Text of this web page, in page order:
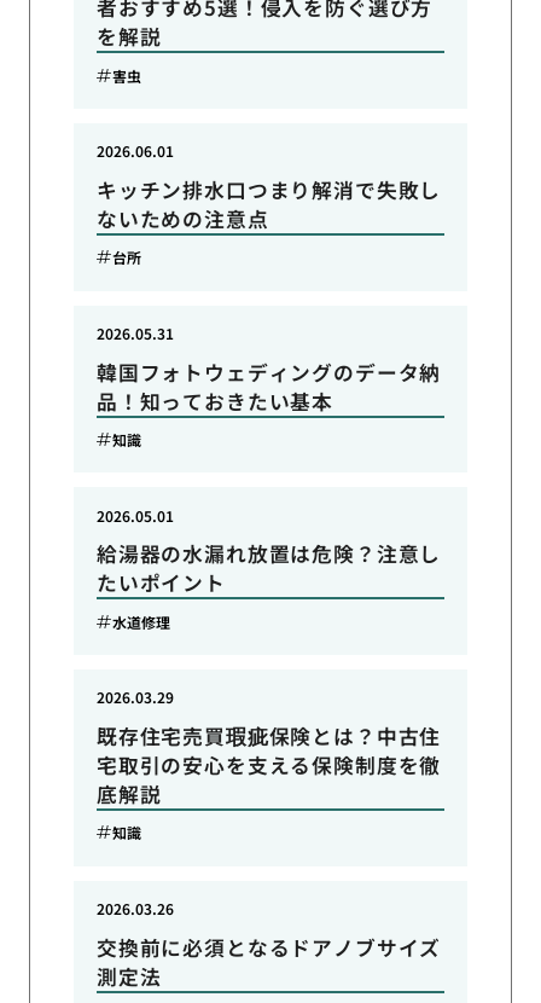
者おすすめ5選！侵入を防ぐ選び方
を解説
害虫
キッチン排水口つまり解消で失敗し
ないための注意点
2026.06.01
台所
韓国フォトウェディングのデータ納
品！知っておきたい基本
2026.05.31
知識
給湯器の水漏れ放置は危険？注意し
たいポイント
2026.05.01
水道修理
既存住宅売買瑕疵保険とは？中古住
宅取引の安心を支える保険制度を徹
底解説
2026.03.29
知識
交換前に必須となるドアノブサイズ
測定法
2026.03.26